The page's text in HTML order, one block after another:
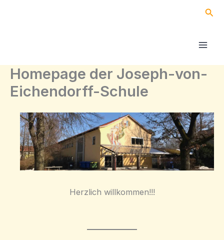
Homepage der Joseph-von-
Eichendorff-Schule
Herzlich willkommen!!!